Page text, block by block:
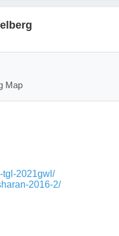
Map
tgl-2021gwl/
2016-2/